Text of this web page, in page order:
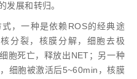
发展和转归。
，一种是依赖ROS的经典途
分裂，核膜分解，细胞去极
胞死亡，释放出NET；另一种
细胞被激活后5~60min，核膜